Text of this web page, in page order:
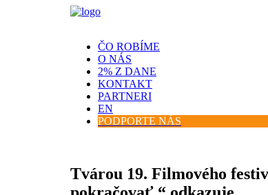
ČO ROBÍME
O NÁS
2% Z DANE
KONTAKT
PARTNERI
EN
PODPORTE NÁS
Tvárou 19. Filmového